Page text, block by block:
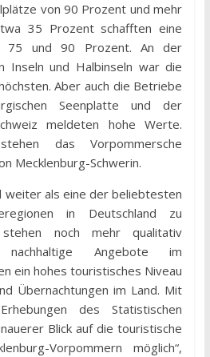
von 90 Prozent und mehr
35 Prozent schafften eine
75 und 90 Prozent. An der
Inseln und Halbinseln war die
Aber auch die Betriebe
Seenplatte und der
meldeten hohe Werte.
das Vorpommersche
Mecklenburg-Schwerin.
weiter als eine der beliebtesten
in Deutschland zu
noch mehr qualitativ
Angebote im
ein hohes touristisches Niveau
Übernachtungen im Land. Mit
des Statistischen
Blick auf die touristische
Vorpommern möglich“,